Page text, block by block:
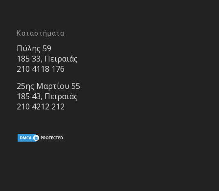
Καταστήματα
Πύλης 59
185 33, Πειραιάς
210 4118 176
25ης Μαρτίου 55
185 43, Πειραιάς
210 4212 212